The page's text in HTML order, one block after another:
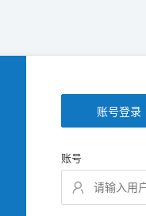
账号登录
账号